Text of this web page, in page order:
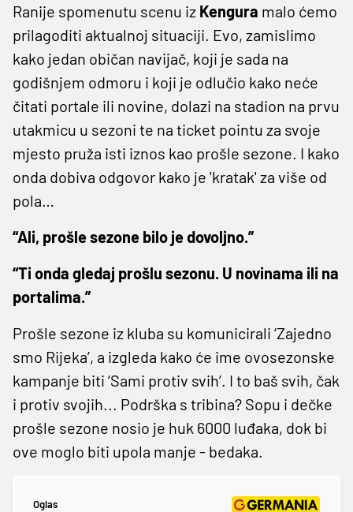
Ranije spomenutu scenu iz Kengura malo ćemo
prilagoditi aktualnoj situaciji. Evo, zamislimo
kako jedan običan navijač, koji je sada na
godišnjem odmoru i koji je odlučio kako neće
čitati portale ili novine, dolazi na stadion na prvu
utakmicu u sezoni te na ticket pointu za svoje
mjesto pruža isti iznos kao prošle sezone. I kako
onda dobiva odgovor kako je 'kratak' za više od
pola…
“Ali, prošle sezone bilo je dovoljno.”
“Ti onda gledaj prošlu sezonu. U novinama ili na
portalima.”
Prošle sezone iz kluba su komunicirali ‘Zajedno
smo Rijeka’, a izgleda kako će ime ovosezonske
kampanje biti ‘Sami protiv svih’. I to baš svih, čak
i protiv svojih... Podrška s tribina? Sopu i dečke
prošle sezone nosio je huk 6000 luđaka, dok bi
ove moglo biti upola manje - bedaka.
Oglas